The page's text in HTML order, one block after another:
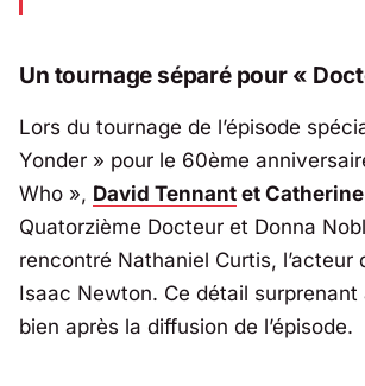
Un tournage séparé pour «
Lors du tournage de l’épisode
Yonder » pour le 60ème
Who », David Tennant et
Quatorzième Docteur et Donna
rencontré Nathaniel Curtis, l’acteur
Isaac Newton. Ce détail surprenant
bien après la diffusion de l’épisode.